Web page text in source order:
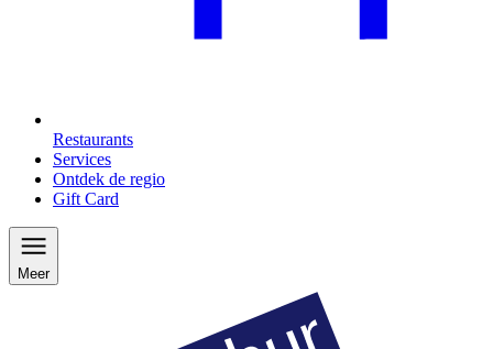
Restaurants
Services
Ontdek de regio
Gift Card
Meer